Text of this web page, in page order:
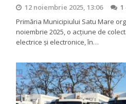
12 noiembrie 2025, 13:06
Primăria Municipiului Satu Mare
noiembrie 2025, o acțiune de
electrice și electronice, în…